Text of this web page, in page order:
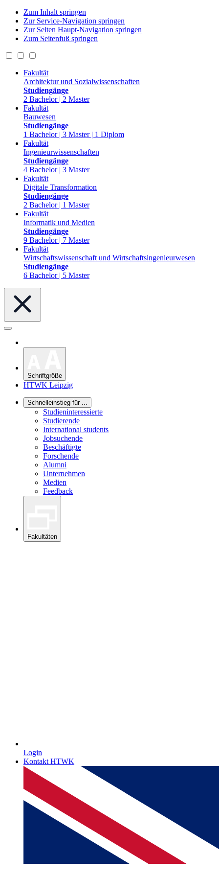
Zum Inhalt springen
Zur Service-Navigation springen
Zur Seiten Haupt-Navigation springen
Zum Seitenfuß springen
Fakultät
Architektur und Sozialwissenschaften
Studiengänge
2 Bachelor | 2 Master
Fakultät
Bauwesen
Studiengänge
1 Bachelor | 3 Master | 1 Diplom
Fakultät
Ingenieurwissenschaften
Studiengänge
4 Bachelor | 3 Master
Fakultät
Digitale Transformation
Studiengänge
2 Bachelor | 1 Master
Fakultät
Informatik und Medien
Studiengänge
9 Bachelor | 7 Master
Fakultät
Wirtschaftswissenschaft und Wirtschaftsingenieurwesen
Studiengänge
6 Bachelor | 5 Master
Schriftgröße
HTWK Leipzig
Schnelleinstieg für ...
Studieninteressierte
Studierende
International students
Jobsuchende
Beschäftigte
Forschende
Alumni
Unternehmen
Medien
Feedback
Fakultäten
Login
Kontakt HTWK